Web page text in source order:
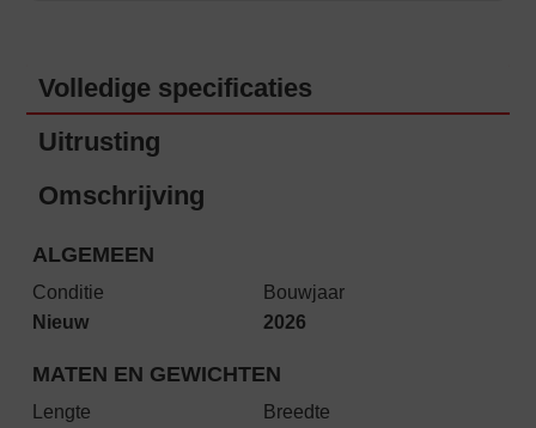
Volledige specificaties
Uitrusting
Omschrijving
ALGEMEEN
Conditie
Nieuw
Bouwjaar
2026
MATEN EN GEWICHTEN
Lengte
Breedte